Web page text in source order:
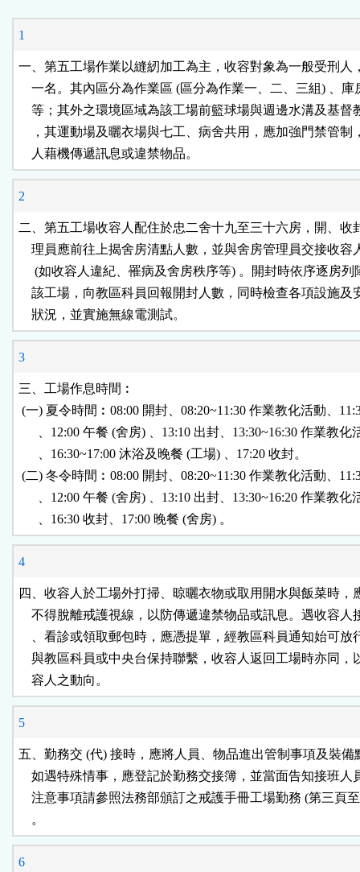
能
按
鈕
區
1
一、第五工場作業以縫紉加工為主，收容對象為一般受刑人
一名。其內區分為作業區 (區分為作業一、二、三組) 、
等；其外之環境區域為該工場前籃球場與週邊水溝及基督
，其運動場及曬衣場與七工、病舍共用，應加強門禁管制
    人藉機傳遞訊息或違禁物品。
2
二、第五工場收容人配住於忠二舍十九至三十六房，開、收
理員應前往上揭舍房清點人數，並與舍房管理員交接收容
(如收容人違紀、罹病及舍房秩序等) 。開封時依序逐房
該工場，向教區科員回報開封人數，同時檢查各項設施及
    狀況，並實施無線電測試。
3
三、工場作息時間︰
(一) 夏令時間︰08:00 開封、08:20~11:30 作業教化活動、
、12:00 午餐 (舍房) 、13:10 出封、13:30~16:30 作業教化
      、16:30~17:00 沐浴及晚餐 (工場) 、17:20 收封。
(二) 冬令時間︰08:00 開封、08:20~11:30 作業教化活動、
、12:00 午餐 (舍房) 、13:10 出封、13:30~16:20 作業教化
      、16:30 收封、17:00 晚餐 (舍房) 。
4
四、收容人於工場外打掃、晾曬衣物或取用開水與飯菜時，
不得脫離戒護視線，以防傳遞違禁物品或訊息。遇收容人
、看診或領取郵包時，應憑提單，經教區科員通知始可放
與教區科員或中央台保持聯繫，收容人返回工場時亦同，
    容人之動向。
5
五、勤務交 (代) 接時，應將人員、物品進出管制事項及裝備
如遇特殊情事，應登記於勤務交接簿，並當面告知接班人
注意事項請參照法務部頒訂之戒護手冊工場勤務 (第三頁
    。
6